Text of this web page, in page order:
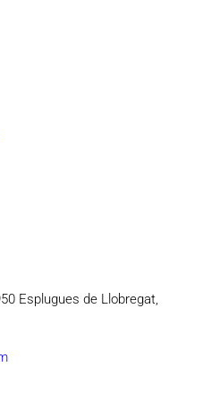
Esplugues de Llobregat,